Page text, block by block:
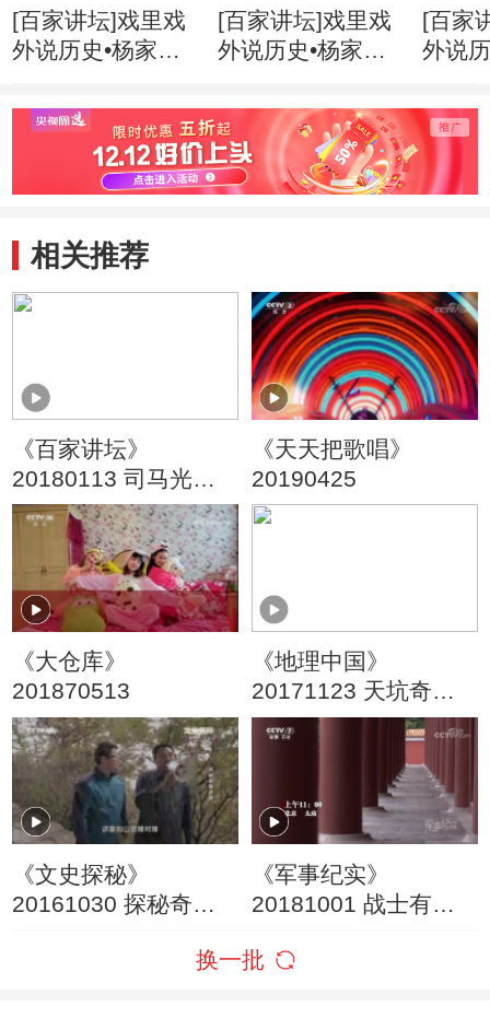
[百家讲坛]戏里戏
外说历史•杨家将
[百家讲坛]戏里戏
外说历史•杨家将
[百家
外说
相关推荐
《百家讲坛》
20180113 司马光
（第三部）2 宫中冷
《天天把歌唱》
20190425
《大仓库》
201870513
《地理中国》
20171123 天坑奇观·
深坑寻宝（上）
《文史探秘》
20161030 探秘奇特
《军事纪实》
20181001 战士有颗
换一批